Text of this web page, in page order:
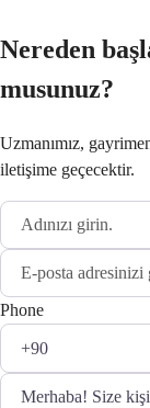
Nereden
musunuz?
Uzmanımız,
iletişime geçecektir.
Phone